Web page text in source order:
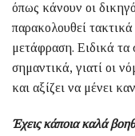
όπως κάνουν οι
παρακολουθεί
μετάφραση. Ειδικά τα
σημαντικά, γιατί οι
και αξίζει να μένει
Έχεις κάποια καλά